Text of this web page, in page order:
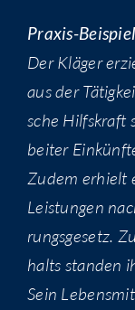
Pra­xis-
Der Klä­ger
aus der
sche Hilfs­kraft
bei­ter
Zudem erhielt
Leis­tun­gen
rungs­ge­setz.
halts stan­den
Sein